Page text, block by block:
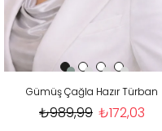
Gümüş Çağla Hazır Türban
₺172,03
₺989,99